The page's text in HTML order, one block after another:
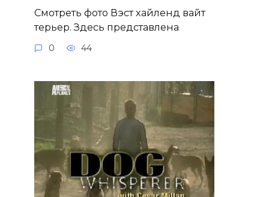
Смотреть фото Вэст хайленд вайт
терьер. Здесь представлена
0 44